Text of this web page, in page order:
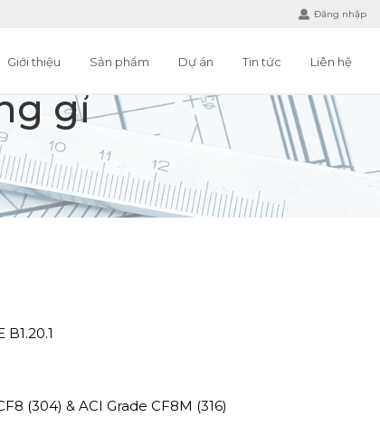
Đăng nhập
Giới thiệu Sản phẩm Dự án Tin tức Liên hệ
gỉ
B1.20.1
(304) & ACI Grade CF8M (316)